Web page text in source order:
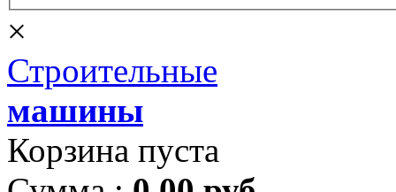
×
Строительные
машины
Корзина пуста